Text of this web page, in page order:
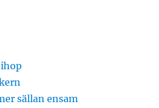
sällan ensam